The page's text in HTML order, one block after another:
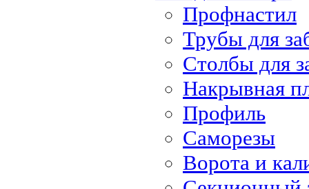
Профнастил
Трубы для
Столбы для
Накрывная
Профиль
Саморезы
Ворота и